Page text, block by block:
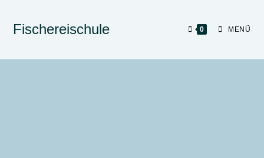
Fischereischule 0 MENÜ